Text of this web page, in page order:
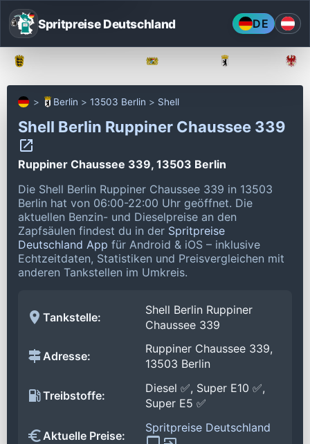
Spritpreise Deutschland DE
Berlin 13503 Berlin Shell
Shell Berlin Ruppiner Chaussee 339
Ruppiner Chaussee 339, 13503 Berlin
Die Shell Berlin Ruppiner Chaussee 339 in 13503
Berlin hat von 06:00-22:00 Uhr geöffnet. Die
aktuellen Benzin- und Dieselpreise an den
Zapfsäulen findest du in der Spritpreise
Deutschland App für Android & iOS – inklusive
Echtzeitdaten, Statistiken und Preisvergleichen mit
anderen Tankstellen im Umkreis.
Tankstelle:
Shell Berlin Ruppiner
Chaussee 339
Adresse:
Ruppiner Chaussee 339,
13503 Berlin
Treibstoffe:
Diesel ✅, Super E10 ✅,
Super E5 ✅
Aktuelle Preise:
Spritpreise Deutschland